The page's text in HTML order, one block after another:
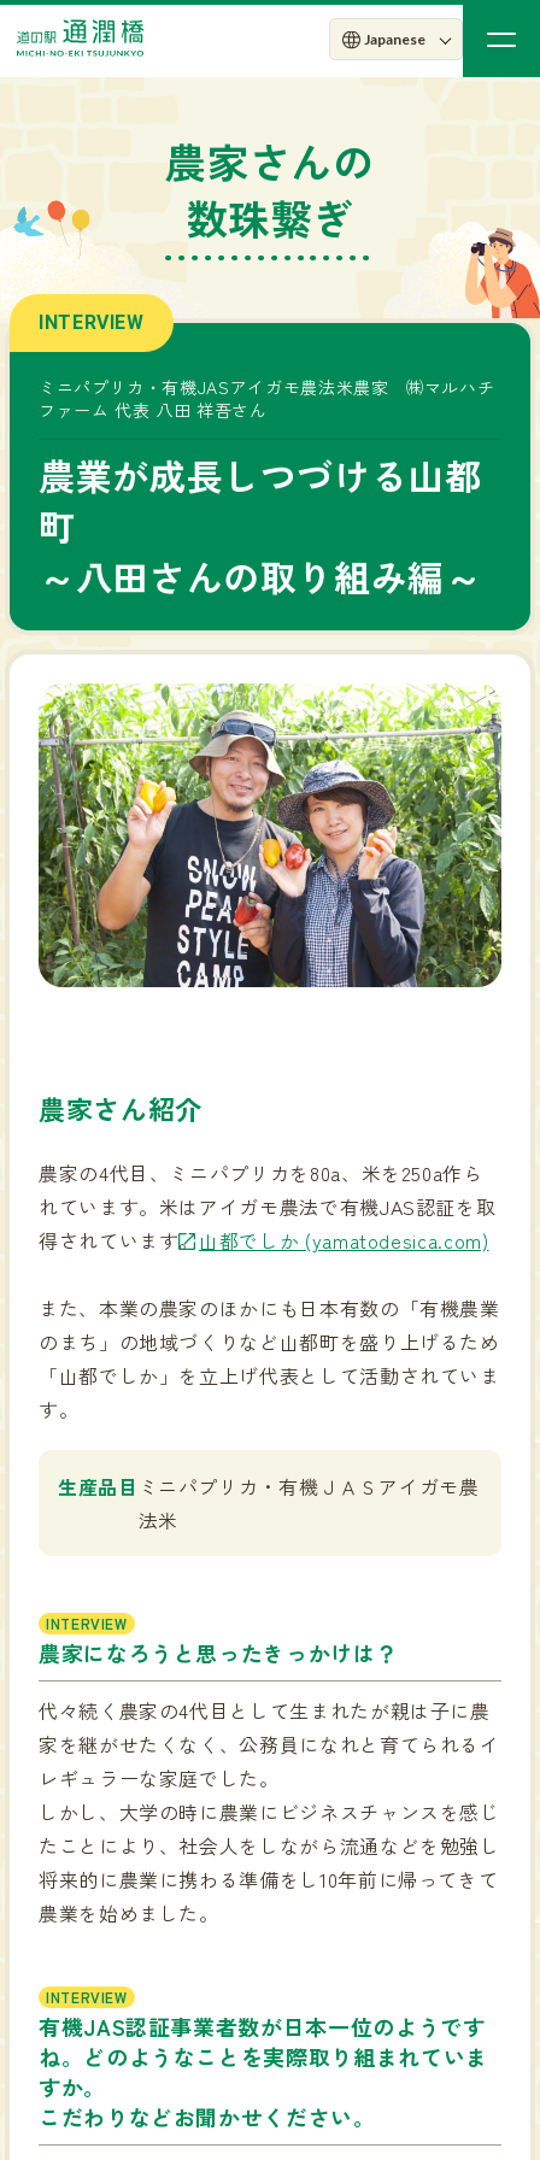
農家さんの
数珠繋ぎ
INTERVIEW
ミニパプリカ・有機JASアイガモ農法米農家 ㈱マルハチ
ファーム 代表 八田 祥吾さん
農業が成長しつづける山都
町
～八田さんの取り組み編～
農家さん紹介
農家の4代目、ミニパプリカを80a、米を250a作ら
れています。米はアイガモ農法で有機JAS認証を取
得されています。 山都でしか (yamatodesica.com)
また、本業の農家のほかにも日本有数の「有機農業
のまち」の地域づくりなど山都町を盛り上げるため
「山都でしか」を立上げ代表として活動されていま
す。
生産品目 ミニパプリカ・有機ＪＡＳアイガモ農
法米
INTERVIEW
農家になろうと思ったきっかけは？
代々続く農家の4代目として生まれたが親は子に農
家を継がせたくなく、公務員になれと育てられるイ
レギュラーな家庭でした。
しかし、大学の時に農業にビジネスチャンスを感じ
たことにより、社会人をしながら流通などを勉強し
将来的に農業に携わる準備をし10年前に帰ってきて
農業を始めました。
INTERVIEW
有機JAS認証事業者数が日本一位のようです
ね。どのようなことを実際取り組まれていま
すか。
こだわりなどお聞かせください。